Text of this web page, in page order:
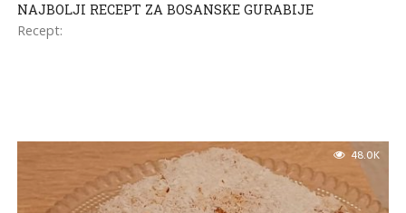
NAJBOLJI RECEPT ZA BOSANSKE GURABIJE
Recept:
48.0K